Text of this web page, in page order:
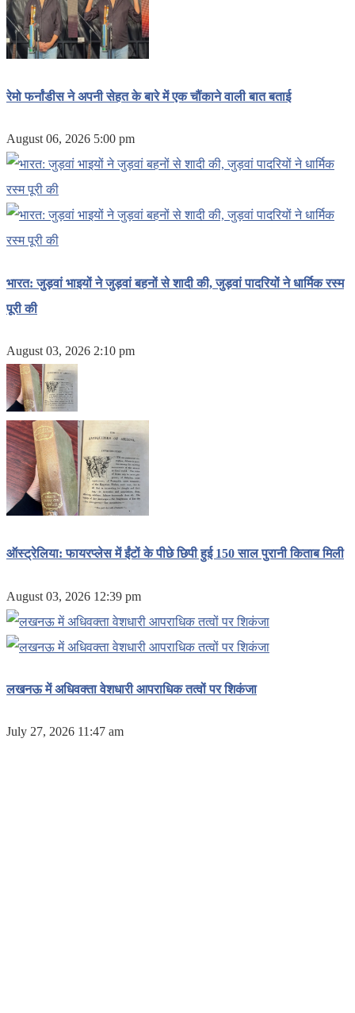
रेमो फर्नांडीस ने अपनी सेहत के बारे में एक चौंकाने वाली बात बताई
August 06, 2026 5:00 pm
भारत: जुड़वां भाइयों ने जुड़वां बहनों से शादी की, जुड़वां पादरियों ने धार्मिक रस्म
पूरी की
August 03, 2026 2:10 pm
ऑस्ट्रेलिया: फायरप्लेस में ईंटों के पीछे छिपी हुई 150 साल पुरानी किताब मिली
August 03, 2026 12:39 pm
लखनऊ में अधिवक्ता वेशधारी आपराधिक तत्वों पर शिकंजा
July 27, 2026 11:47 am